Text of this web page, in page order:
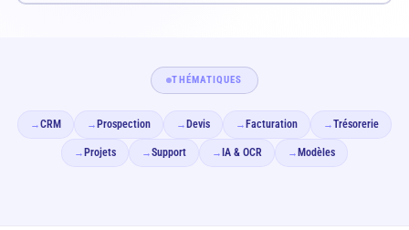
THÉMATIQUES
→CRM → Prospection → Devis → Facturation →Trésorerie
→ Projets →Support → IA & OCR → Modèles